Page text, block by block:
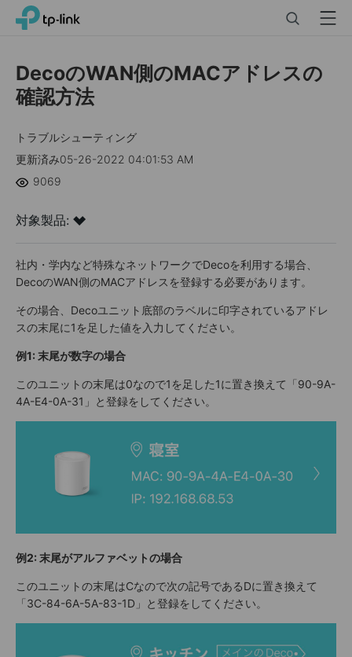
Click
navigation
bar
TP-Link, Reliably Smart Menu
DecoのWAN側のMACアドレスの
確認方法
トラブルシューティング
更新済み05-26-2022 04:01:53 AM
9069
対象製品:
社内・学内など特殊なネットワークでDecoを利用する場合、
DecoのWAN側のMACアドレスを登録する必要があります。
その場合、Decoユニット底部のラベルに印字されているアドレ
スの末尾に1を足した値を入力してください。
例1: 末尾が数字の場合
このユニットの末尾は0なので1を足した1に置き換えて「90-9A-
4A-E4-0A-31」と登録をしてください。
例2: 末尾がアルファベットの場合
このユニットの末尾はCなので次の記号であるDに置き換えて
「3C-84-6A-5A-83-1D」と登録をしてください。